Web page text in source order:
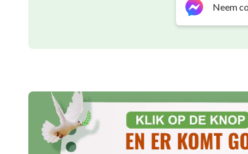
melodieus …; sommigen waren grimmig,
met het bijzondere leven dat hun door
en bruutheid verschenen ze in de
volledig heerszuchtig – ze waren
Neem